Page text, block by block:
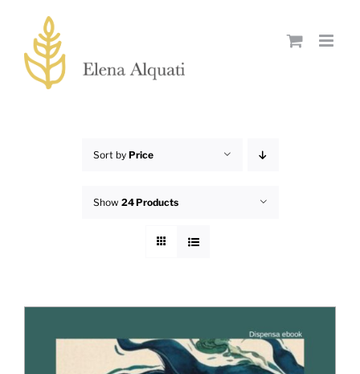
content
Sort by Price
Show 24 Products